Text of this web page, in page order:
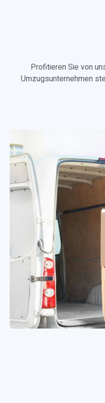
Profitieren Sie von
Umzugsunternehmen